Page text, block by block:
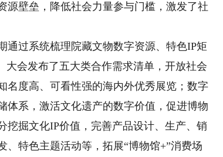
源壁垒，降低社会力量参与门槛，激发了社
过系统梳理院藏文物数字资源、特色IP矩
大会发布了五大类合作需求清单，开放社会
名度高、可看性强的海内外优秀展览；数字
体系，激活文化遗产的数字价值，促进博物
挖掘文化IP价值，完善产品设计、生产、销
特色主题活动等，拓展“博物馆+”消费场